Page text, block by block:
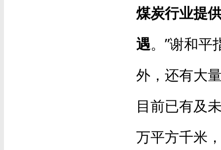
煤炭行业提
遇。”谢和平
外，还有大
目前已有及
万平方千米